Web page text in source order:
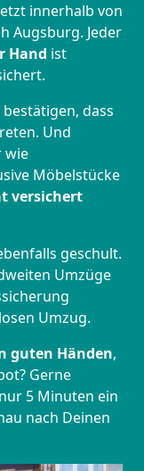
innerhalb von
Augsburg. Jeder
Hand ist
dass
Und
wie
Möbelstücke
versichert
geschult.
Umzüge
Umzug.
guten Händen,
Gerne
5 Minuten ein
nach Deinen